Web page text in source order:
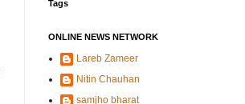
Tags
ONLINE NEWS NETWORK
Lareb Zameer
Nitin Chauhan
samjho bharat